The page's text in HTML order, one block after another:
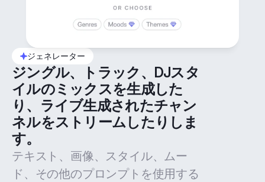
ジェネレーター
ジングル、トラック、DJスタ
イルのミックスを生成した
り、ライブ生成されたチャン
ネルをストリームしたりしま
す。
テキスト、画像、スタイル、ムー
ド、その他のプロンプトを使用する